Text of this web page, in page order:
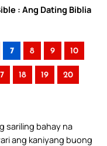
: Ang Dating Biblia
7 8 9 10
18 19 20
sariling bahay na
ang kaniyang buong